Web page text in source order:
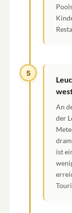
5
An
der
ist